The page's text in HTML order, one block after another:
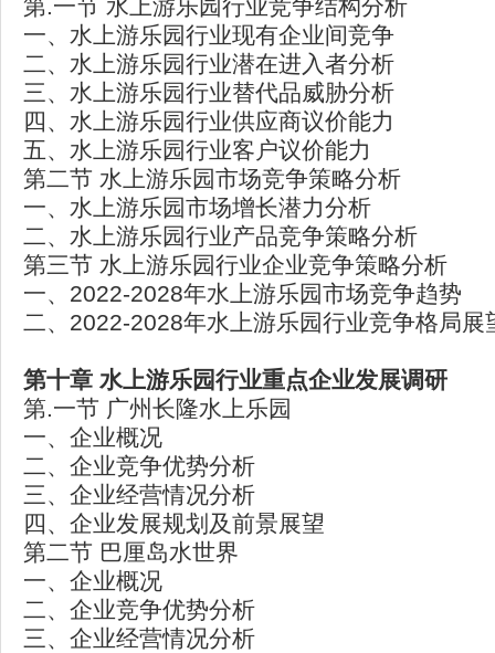
第.一节 水上游乐园行业竞争结构分析
一、水上游乐园行业现有企业间竞争
二、水上游乐园行业潜在进入者分析
三、水上游乐园行业替代品威胁分析
四、水上游乐园行业供应商议价能力
五、水上游乐园行业客户议价能力
第二节 水上游乐园市场竞争策略分析
一、水上游乐园市场增长潜力分析
二、水上游乐园行业产品竞争策略分析
第三节 水上游乐园行业企业竞争策略分析
一、2022-2028年水上游乐园市场竞争趋势
二、2022-2028年水上游乐园行业竞争格局展
第十章 水上游乐园行业重点企业发展调研
第.一节 广州长隆水上乐园
一、企业概况
二、企业竞争优势分析
三、企业经营情况分析
四、企业发展规划及前景展望
第二节 巴厘岛水世界
一、企业概况
二、企业竞争优势分析
三、企业经营情况分析